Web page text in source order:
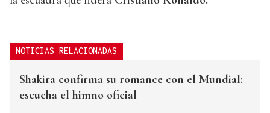
NOTICIAS RELACIONADAS
Shakira confirma su romance con el Mundial:
escucha el himno oficial